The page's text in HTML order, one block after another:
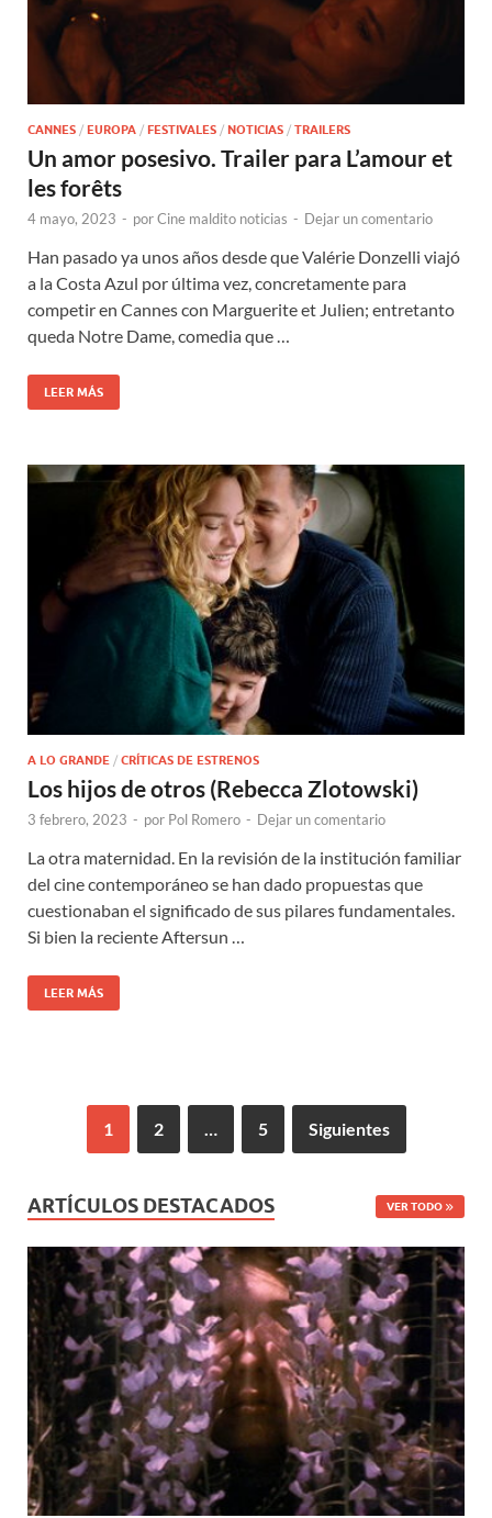
CANNES / EUROPA / FESTIVALES / NOTICIAS / TRAILERS
Un amor posesivo. Trailer para L’amour et
les forêts
4 mayo, 2023 - porCine maldito noticias - Dejar un comentario
Han pasado ya unos años desde que Valérie Donzelli viajó
a la Costa Azul por última vez, concretamente para
competir en Cannes con Marguerite et Julien; entretanto
queda Notre Dame, comedia que …
LEER MÁS
A LO GRANDE / CRÍTICAS DE ESTRENOS
Los hijos de otros (Rebecca Zlotowski)
3 febrero, 2023 - por Pol Romero - Dejar un comentario
La otra maternidad. En la revisión de la institución familiar
del cine contemporáneo se han dado propuestas que
cuestionaban el significado de sus pilares fundamentales.
Si bien la reciente Aftersun …
LEER MÁS
1 2 5 Siguientes
ARTÍCULOS DESTACADOS VER TODO